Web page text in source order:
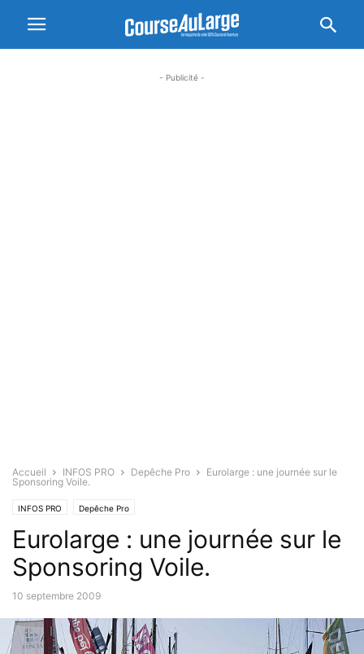
- Publicité -
Accueil INFOS PRO Depêche Pro
Eurolarge : une journée sur le
Sponsoring Voile.
INFOS PRO Depêche Pro
Eurolarge : une journée sur le
Sponsoring Voile.
10 septembre 2009